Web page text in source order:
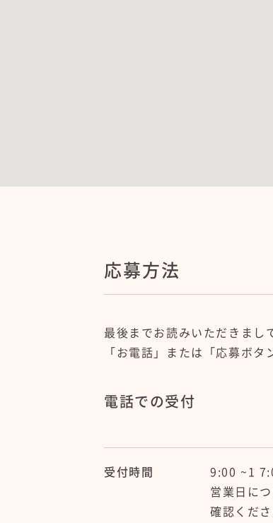
応募方法
最後までお読みいただきまし
「お電話」または「応募ボタ
電話での受付
受付時間 9:00 ~1
営業日に
確認くださ